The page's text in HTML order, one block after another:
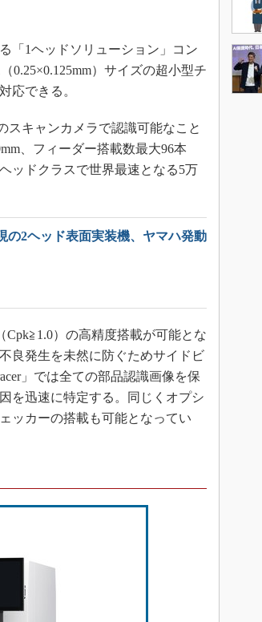
「1ヘッドソリューション」コン
0.25×0.125mm）サイズの超小型チ
応できる。
スキャンカメラで認識可能なこと
、フィーダー搭載数最大96本
ッドクラスで世界最速となる5万
の2ヘッド表面実装機、ヤマハ発動
）の高精度搭載が可能とな
良発生を未然に防ぐためサイドビ
」では全ての部品認識画像を保
を迅速に特定する。同じくオプシ
ッカーの搭載も可能となってい